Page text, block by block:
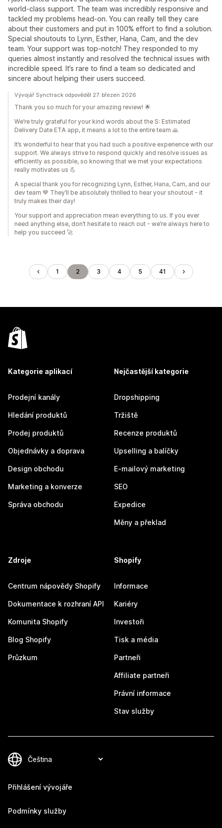
world-class support. The team was incredibly responsive and
tackled my problems head-on. You can really tell they care
about their customers and put in 100% effort to find a solution.
Special shoutouts to Lynn, Esther, Hana, Cam, and the dev
team. Your support was top-notch! They responded to my
queries almost instantly and resolved the technical issues with
incredible speed. It’s rare to find a team so dedicated and
sincere about helping their users succeed.
Vývojář Synctrack odpověděl 27. březen 2026
Thank you so much for your amazing review! 🌟
We’re truly grateful for your kind words about the S: Estimated
Delivery Date ETA app, it means a lot to the entire team 🙏
It’s wonderful to hear that you had such a positive experience with our
support. We always strive to respond quickly and resolve issues as
efficiently as possible, so knowing that we met your expectations
really motivates us 💪
A special thank you for recognizing Lynn, Esther, Hana, Cam, and our
dev team 💙 They’ll be absolutely thrilled to hear your shoutout - it
truly makes their day!
Your support and appreciation mean everything to us. If you ever
need anything else, don’t hesitate to reach out - we’re always here to
help you succeed 🚀
1 2 3 4 5 41
Kategorie aplikací
Prodejní kanály
Hledání produktů
Prodej produktů
Objednávky a doprava
Design obchodu
Marketing a konverze
Správa obchodu
Nejčastější kategorie
Dropshipping
Tržiště
Recenze produktů
Upselling a balíčky
E-mailový marketing
SEO
Expedice
Měny a překlad
Zdroje
Centrum nápovědy Shopify
Dokumentace k rozhraní API
Komunita Shopify
Blog Shopify
Průzkum
Shopify
Informace
Kariéry
Investoři
Tisk a média
Partneři
Affiliate partneři
Právní informace
Stav služby
Přihlášení vývojáře
Podmínky služby